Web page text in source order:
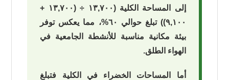
إلى المساحة الكلية (١٣,٧٠٠ ÷ (١٣,٧٠٠ +
٩,١٠٠)) تبلغ حوالي ٦٠%، مما يعكس توفر
بيئة مكانية مناسبة للأنشطة الجامعية في
الهواء الطلق.
أما المساحات الخضراء في الكلية فتبلغ